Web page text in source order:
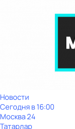
Новости
Сегодня в 16:00
Москва 24
Татарлар